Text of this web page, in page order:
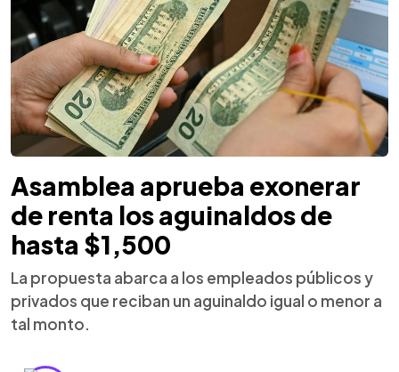
Asamblea aprueba exonerar
de renta los aguinaldos de
hasta $1,500
La propuesta abarca a los empleados públicos y
privados que reciban un aguinaldo igual o menor a
tal monto.